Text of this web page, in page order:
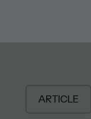
ARTICLE